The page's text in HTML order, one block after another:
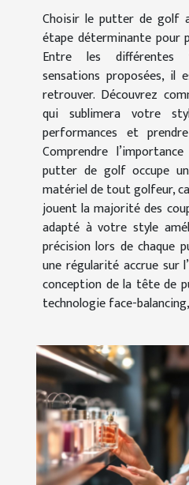
Choisir le putter de golf
étape déterminante pour
Entre les différentes
sensations proposées, il
retrouver. Découvrez
qui sublimera votre
performances et
Comprendre
putter de golf occupe
matériel de tout golfeur,
jouent la majorité des
adapté à votre style
précision lors de chaque
une régularité accrue sur
conception de la tête de
technologie face-